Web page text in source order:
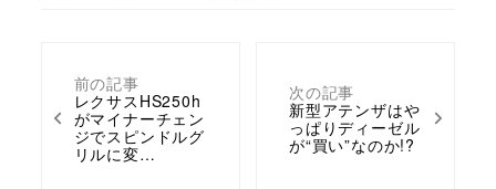
前の記事
レクサスHS250h
がマイナーチェン
ジでスピンドルグ
リルに変…
次の記事
新型アテンザはや
っぱりディーゼル
が“買い”なのか!?